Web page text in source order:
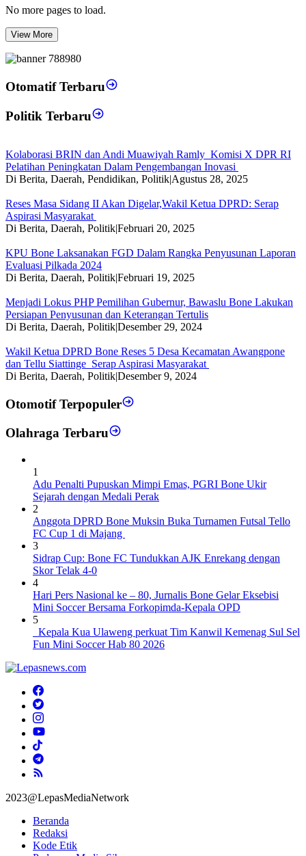
No more pages to load.
View More
Otomatif Terbaru
Politik Terbaru
Kolaborasi BRIN dan Andi Muawiyah Ramly Komisi X DPR RI
Pelatihan Peningkatan Dalam Pengembangan Inovasi
Di Berita, Daerah, Pendidikan, Politik|Agustus 28, 2025
Reses Masa Sidang II Akan Digelar,Wakil Ketua DPRD: Serap
Aspirasi Masyarakat
Di Berita, Daerah, Politik|Februari 20, 2025
KPU Bone Laksanakan FGD Dalam Rangka Penyusunan Laporan
Evaluasi Pilkada 2024
Di Berita, Daerah, Politik|Februari 19, 2025
Menjadi Lokus PHP Pemilihan Gubernur, Bawaslu Bone Lakukan
Persiapan Penyusunan dan Keterangan Tertulis
Di Berita, Daerah, Politik|Desember 29, 2024
Wakil Ketua DPRD Bone Reses 5 Desa Kecamatan Awangpone
dan Tellu Siattinge Serap Aspirasi Masyarakat
Di Berita, Daerah, Politik|Desember 9, 2024
Otomotif Terpopuler
Olahraga Terbaru
1
Adu Penalti Pupuskan Mimpi Emas, PGRI Bone Ukir
Sejarah dengan Medali Perak
2
Anggota DPRD Bone Muksin Buka Turnamen Futsal Tello
FC Cup 1 di Majang
3
Sidrap Cup: Bone FC Tundukkan AJK Enrekang dengan
Skor Telak 4-0
4
Hari Pers Nasional ke – 80, Jurnalis Bone Gelar Eksebisi
Mini Soccer Bersama Forkopimda-Kepala OPD
5
Kepala Kua Ulaweng perkuat Tim Kanwil Kemenag Sul Sel
Fun Mini Soccer Hab 80 2026
2023@LepasMediaNetwork
Beranda
Redaksi
Kode Etik